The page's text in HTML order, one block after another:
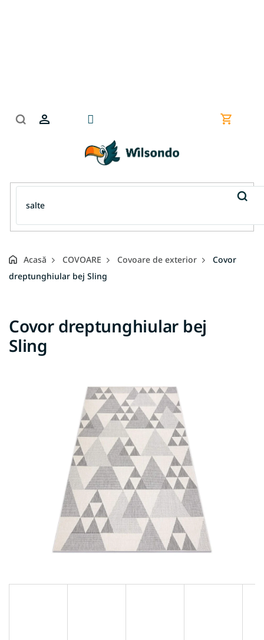
Coş
Acasă COVOARE Covoare de exterior
Covor
dreptunghiular bej Sling
Covor dreptunghiular bej
Sling